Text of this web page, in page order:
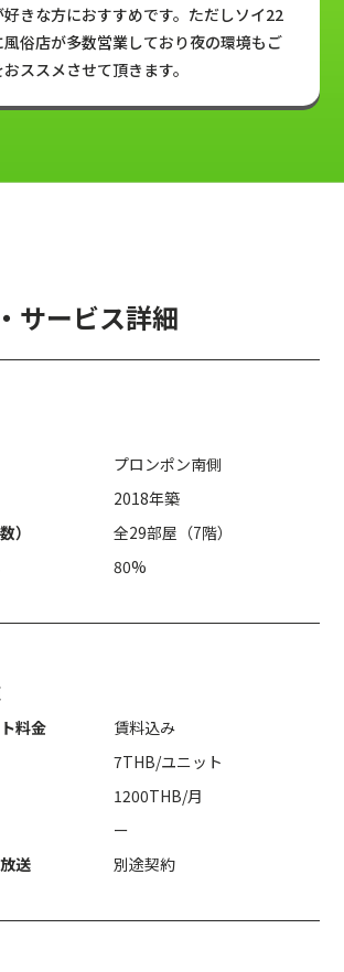
きな方におすすめです。ただしソイ22
俗店が多数営業しており夜の環境もご
ススメさせて頂きます。
サービス詳細
プロンポン南側
2018年築
）
全29部屋（7階）
80%
料金
賃料込み
7THB/ユニット
1200THB/月
ー
送
別途契約